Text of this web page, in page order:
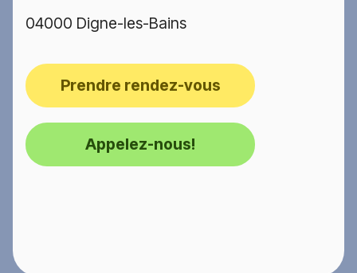
04000 Digne-les-Bains
Prendre rendez-vous
Appelez-nous!